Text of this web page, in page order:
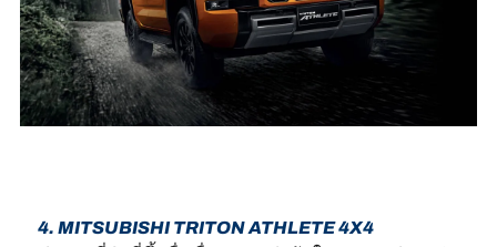
4. MITSUBISHI TRITON ATHLETE 4X4